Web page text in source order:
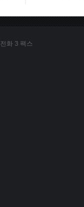
화 3 팩스